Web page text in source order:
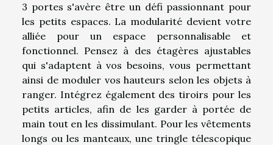
3 portes s'avère être un défi passionnant pour
les petits espaces. La modularité devient votre
alliée pour un espace personnalisable et
fonctionnel. Pensez à des étagères ajustables
qui s'adaptent à vos besoins, vous permettant
ainsi de moduler vos hauteurs selon les objets à
ranger. Intégrez également des tiroirs pour les
petits articles, afin de les garder à portée de
main tout en les dissimulant. Pour les vêtements
longs ou les manteaux, une tringle télescopique